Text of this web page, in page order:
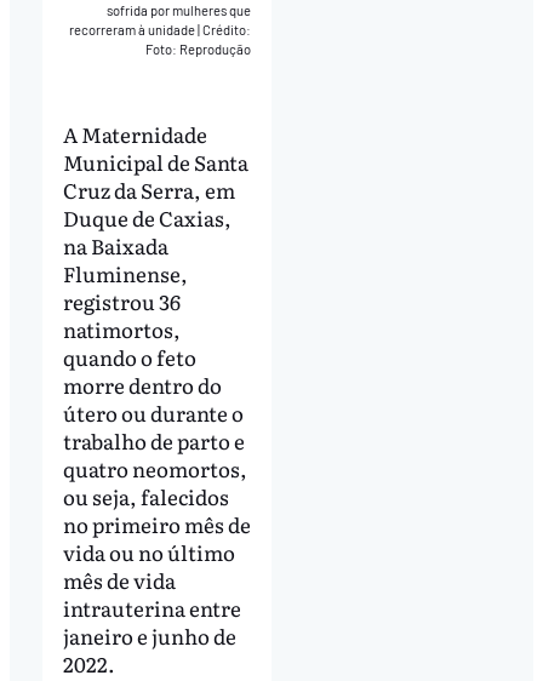
sofrida por mulheres que
recorreram à unidade|Crédito:
Foto: Reprodução
A Maternidade
Municipal de Santa
Cruz da Serra, em
Duque de Caxias,
na Baixada
Fluminense,
registrou 36
natimortos,
quando o feto
morre dentro do
útero ou durante o
trabalho de parto e
quatro neomortos,
ou seja, falecidos
no primeiro mês de
vida ou no último
mês de vida
intrauterina entre
janeiro e junho de
2022.